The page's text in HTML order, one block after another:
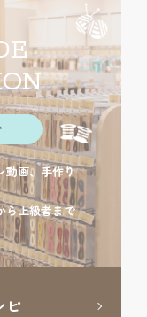
動画、手作り
ら上級者まで
ピ